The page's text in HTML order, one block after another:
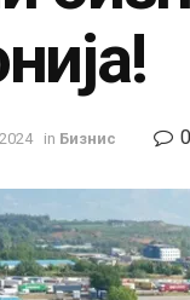
in Бизнис 0